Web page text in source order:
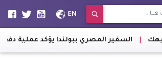
EN
السفير المصري ببولندا يؤكد عملية دفع العلاقات